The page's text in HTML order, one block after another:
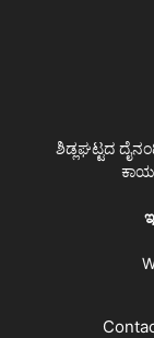
ಶಿಡ್ಲಘಟ್ಟದ